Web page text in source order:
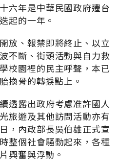
六年是中華民國政府遷台
起的一年。
放、報禁即將終止、以立
不斷、街頭活動與自力救
校園裡的民主呼聲，本已
換骨的轉捩點上。
透露出政府考慮准許國人
旅遊及其他訪問活動亦有
，內政部長吳伯雄正式宣
整個社會騷動起來，各種
興奮與浮動。